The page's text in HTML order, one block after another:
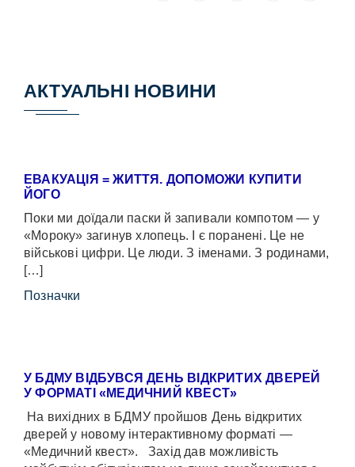
АКТУАЛЬНІ НОВИНИ
ЕВАКУАЦІЯ = ЖИТТЯ. ДОПОМОЖИ КУПИТИ
ЙОГО
Поки ми доїдали паски й запивали компотом — у
«Мороку» загинув хлопець. І є поранені. Це не
військові цифри. Це люди. З іменами. З родинами,
[…]
Позначки
У БДМУ ВІДБУВСЯ ДЕНЬ ВІДКРИТИХ ДВЕРЕЙ
У ФОРМАТІ «МЕДИЧНИЙ КВЕСТ»
На вихідних в БДМУ пройшов День відкритих
дверей у новому інтерактивному форматі —
«Медичний квест». Захід дав можливість